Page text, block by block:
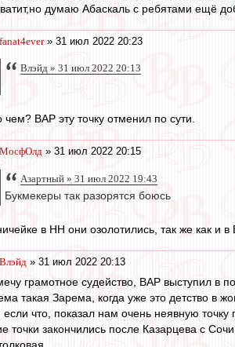
думаю Абаскаль с ребятами ещё
fanat4ever» 31 июл 2022 20:23
Влэйд » 31 июл 2022 20:13
чем? ВАР эту точку отменил по сути.
МосфОлд » 31 июл 2022 20:15
Азартный » 31 июл 2022 19:43
Букмекеры так разорятся боюсь
в НН они озолотились, так же как и в
Влэйд » 31 июл 2022 20:13
грамотное судейство, ВАР выступил в
такая Зарема, когда уже это детство в
если что, показал нам очень неявную точку
точки закончились после Казарцева с